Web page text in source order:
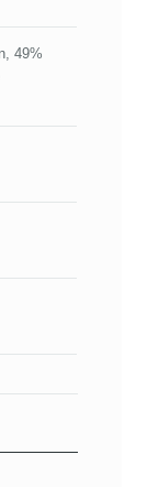
49%